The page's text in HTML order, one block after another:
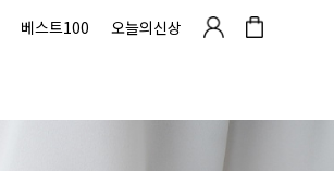
베스트100 오늘의신상